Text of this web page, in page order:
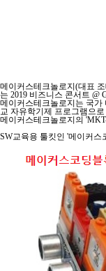
메이커스테크놀로지(대표
는 2019 비즈니스 콘서트 @
메이커스테크놀로지는 국가
교 자유학기제 프로그램으
메이커스테크놀로지의
SW교육용 툴킷인 '메이커스